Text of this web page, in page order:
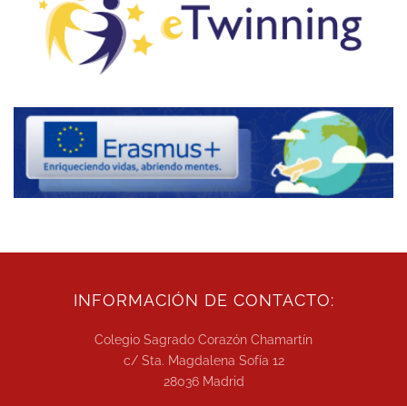
INFORMACIÓN DE CONTACTO:
Colegio Sagrado Corazón Chamartín
c/ Sta. Magdalena Sofía 12
28036 Madrid